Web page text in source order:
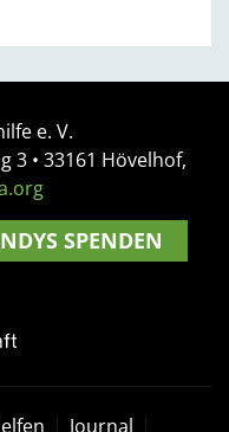
e. V.
3 • 33161 Hövelhof,
SPENDEN
Journal